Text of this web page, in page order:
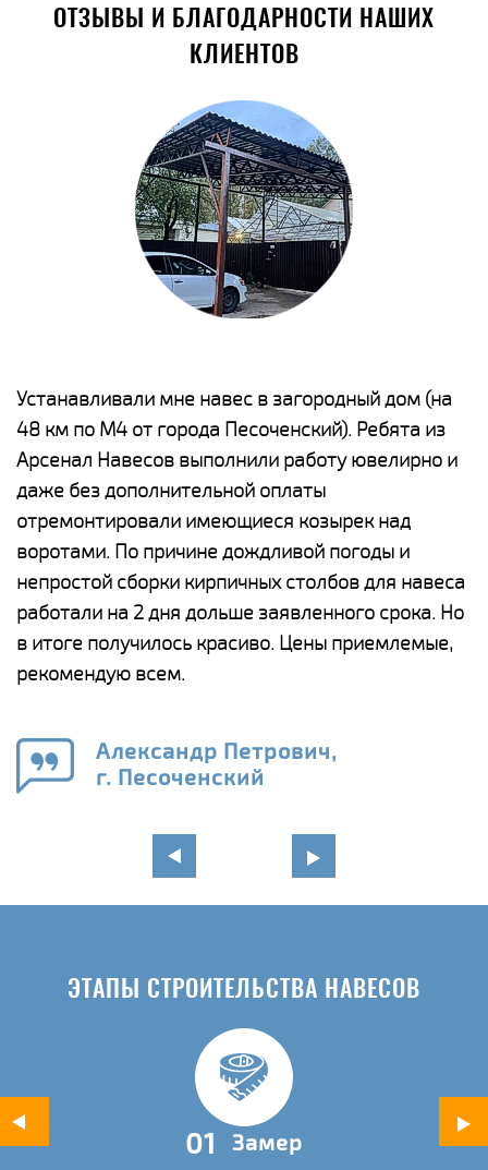
ОТЗЫВЫ И БЛАГОДАРНОСТИ НАШИХ
КЛИЕНТОВ
Устанавливали мне навес в загородный дом (на
48 км по М4 от города Песоченский). Ребята из
Арсенал Навесов выполнили работу ювелирно и
даже без дополнительной оплаты
отремонтировали имеющиеся козырек над
воротами. По причине дождливой погоды и
непростой сборки кирпичных столбов для навеса
работали на 2 дня дольше заявленного срока. Но
в итоге получилось красиво. Цены приемлемые,
рекомендую всем.
Александр Петрович,
г. Песоченский
ЭТАПЫ СТРОИТЕЛЬСТВА НАВЕСОВ
01 Замер